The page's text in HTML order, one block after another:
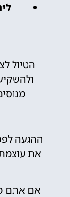
הטיול
ההגעה
את
אם אתם